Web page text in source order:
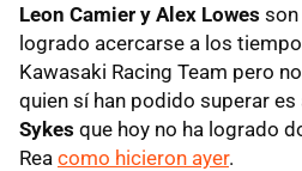
Leon Camier y Alex Lowes son
logrado acercarse a los
Kawasaki Racing Team pero
quien sí han podido superar
Sykes que hoy no ha logrado
Rea como hicieron ayer.